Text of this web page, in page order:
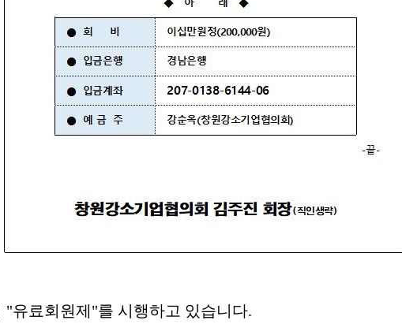
"유료회원제 "를 시행하고 있습니다.